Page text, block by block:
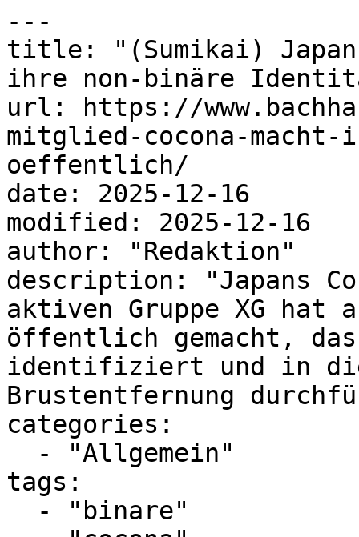
---
title: "(Sumikai)
ihre non-binäre
url: https://
mitglied-cocona-
oeffentlich/
date: 2025-12-16
modified: 2025-12-16
author: "Redaktion"
description: "Japans
aktiven Gruppe XG hat
öffentlich gemacht,
identifiziert und in
Brustentfernung
categories:
tags: